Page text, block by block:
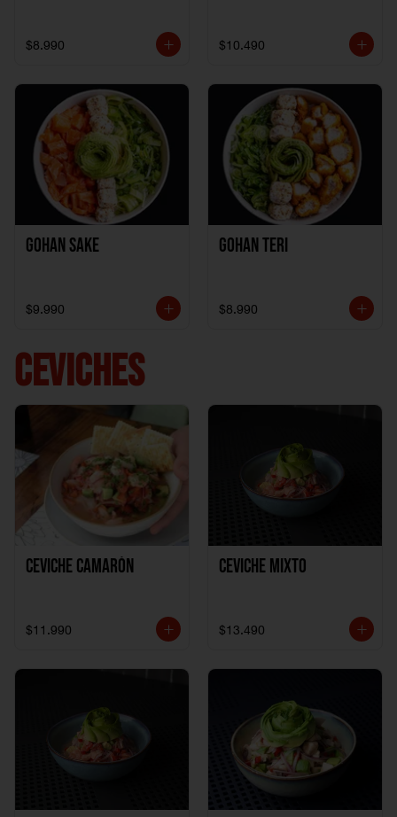
$8.990 $10.490
Gohan Sake
$9.990
Gohan Teri
$8.990
CEVICHES
Ceviche Camarón
$11.990
Ceviche Mixto
$13.490